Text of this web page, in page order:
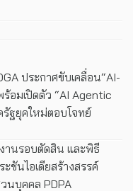
ประกาศขับเคลื่อน“AI-
อมเปิดตัว “AI Agentic
ฐยุคใหม่ตอบโจทย์
านรอบตัดสิน และพิธี
ชันไอเดียสร้างสรรค์
นบุคคล PDPA